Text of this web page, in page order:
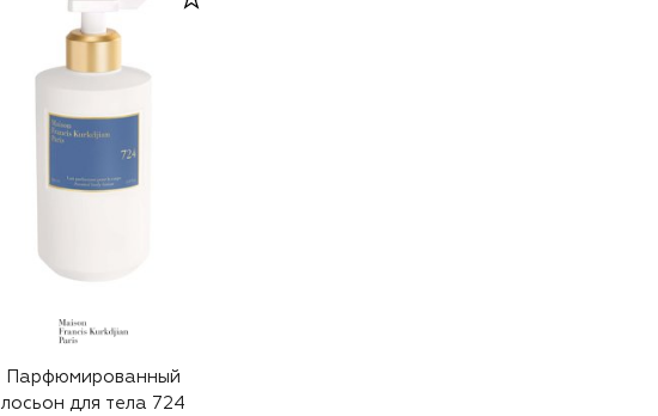
Парфюмированный
лосьон для тела 724